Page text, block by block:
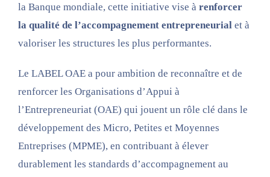
la Banque mondiale, cette initiative vise à renforcer
la qualité de l’accompagnement entrepreneurial et à
valoriser les structures les plus performantes.
Le LABEL OAE a pour ambition de reconnaître et de
renforcer les Organisations d’Appui à
l’Entrepreneuriat (OAE) qui jouent un rôle clé dans le
développement des Micro, Petites et Moyennes
Entreprises (MPME), en contribuant à élever
durablement les standards d’accompagnement au